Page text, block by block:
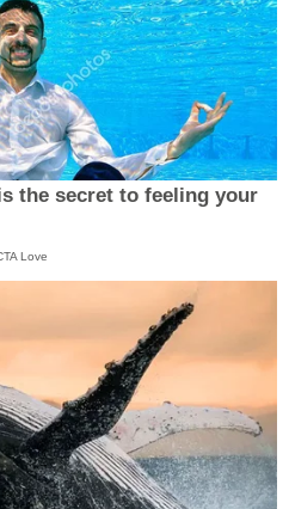
the secret to feeling your
Love